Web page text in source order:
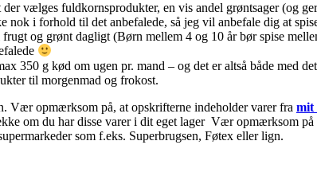
der vælges fuldkornsprodukter, en vis andel grøntsager (og
i forhold til det anbefalede, så jeg vil anbefale dig at
og grønt dagligt (Børn mellem 4 og 10 år bør spise
350 g kød om ugen pr. mand – og det er altså både med
til morgenmad og frokost.
Vær opmærksom på, at opskrifterne indeholder varer fra mit
om du har disse varer i dit eget lager Vær opmærksom
som f.eks. Superbrugsen, Føtex eller lign.